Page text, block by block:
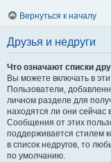
Вернуться к началу
Друзья и недруги
Что означают списки
Вы можете включать в
Пользователи,
личном разделе для
находятся ли они
Сообщения от этих
поддерживается стилем
в список недругов, то
по умолчанию.